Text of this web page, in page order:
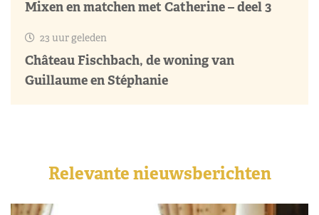
Mixen en matchen met Catherine – deel 3
23 uur geleden
Château Fischbach, de woning van
Guillaume en Stéphanie
Relevante nieuwsberichten